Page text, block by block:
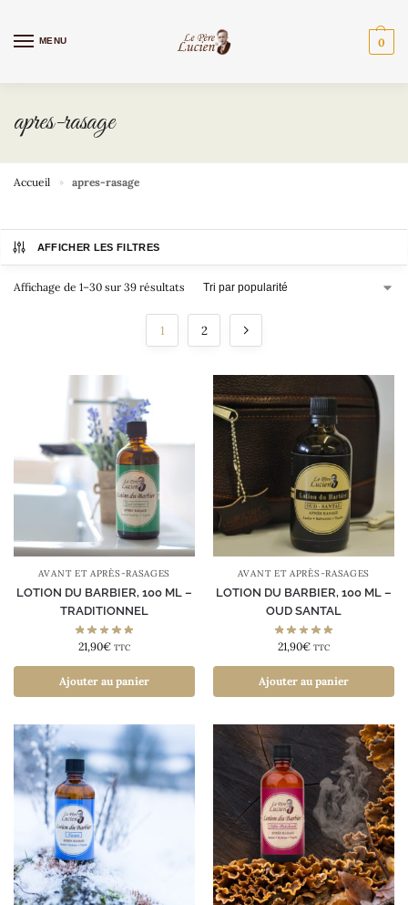
MENU 0
apres-rasage
Accueil » apres-rasage
AFFICHER LES FILTRES
Affichage de 1–30 sur 39 résultats
1 2
AVANT ET APRÈS-RASAGES
LOTION DU BARBIER, 100 ML –
TRADITIONNEL
21,90€ TTC
Ajouter au panier
AVANT ET APRÈS-RASAGES
LOTION DU BARBIER, 100 ML –
OUD SANTAL
21,90€ TTC
Ajouter au panier